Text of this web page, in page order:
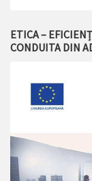
ETICA –
CONDUITA DIN